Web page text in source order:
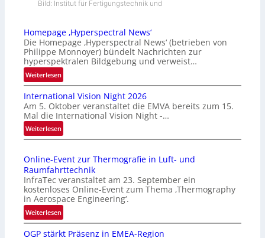
Bild: Institut für Fertigungstechnik und
Homepage ‚Hyperspectral News‘
Die Homepage ‚Hyperspectral News‘ (betrieben von
Philippe Monnoyer) bündelt Nachrichten zur
hyperspektralen Bildgebung und verweist…
Weiterlesen:
H
o
m
e
p
a
e
‚
H
y
p
e
r
International Vision Night 2026
Am 5. Oktober veranstaltet die EMVA bereits zum 15.
Mal die International Vision Night -…
Weiterlesen:
I
t
e
r
n
a
t
Online-Event zur Thermografie in Luft- und
Raumfahrttechnik
InfraTec veranstaltet am 23. September ein
kostenloses Online-Event zum Thema ‚Thermography
in Aerospace Engineering‘.
Weiterlesen:
O
n
OGP stärkt Präsenz in EMEA-Region